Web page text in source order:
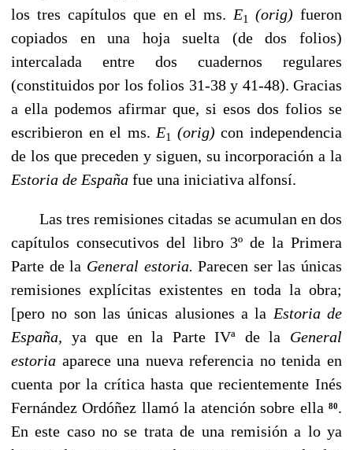
los tres capítulos que en el ms. E1 (orig)fueron
copiados en una hoja suelta (de dos folios)
intercalada entre dos cuadernos regulares
(constituidos por los folios 31-38 y 41-48). Gracias
a ella podemos afirmar que, si esos dos folios se
escribieron en el ms. E1 (orig)con independencia
de los que preceden y si­guen, su incorporación a la
Estoria de España fue una iniciativa alfonsí.
Las tres remisiones citadas se acumulan en dos
capítulos consecutivos del libro 3º de la Primera
Parte de la General estoria.Parecen ser las únicas
remisiones explícitas exis­tentes en toda la obra;
[pero no son las únicas alusiones a la Estoria de
España, ya que en la Parte IVª de la General
estoria aparece una nueva referencia no tenida en
cuenta por la crítica hasta que recientemente Inés
Fernández Ordóñez llamó la atención sobre ella 80.
En este caso no se trata de una remisión a lo ya